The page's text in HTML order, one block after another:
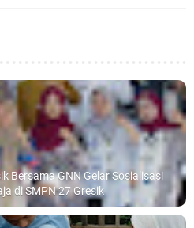
Bersama GNN Gelar Sosialisasi
di SMPN 27 Gresik